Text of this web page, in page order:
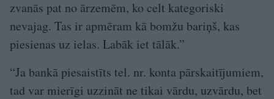
zvanās pat no ārzemēm, ko celt kategoriski
nevajag. Tas ir apmēram kā bomžu bariņš, kas
piesienas uz ielas. Labāk iet tālāk.”
“Ja bankā piesaistīts tel. nr. konta pārskaitījumiem,
tad var mierīgi uzzināt ne tikai vārdu, uzvārdu, bet